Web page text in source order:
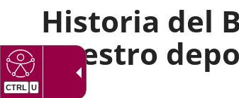
CTRL U
Historia del
nuestro